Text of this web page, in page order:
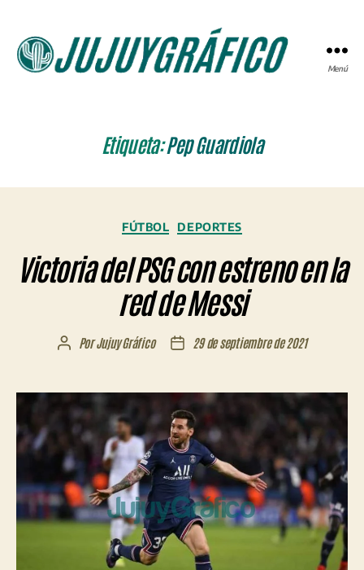
Menú
Etiqueta:Pep Guardiola
Categorías
FÚTBOL DEPORTES
Victoria del PSG con estreno en la
red de Messi
Autor
entrada
PorJujuy Gráfico
Fecha
entrada
29 de septiembre de 2021